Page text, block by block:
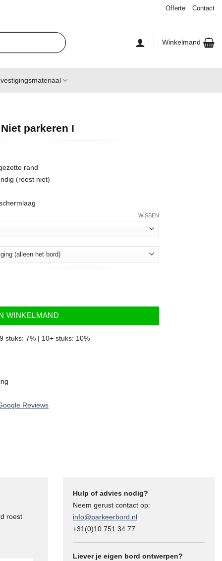
Offerte Contact
Winkelmand
parkeren I
rand
(roest niet)
WISSEN
IN WINKELMAND
stuks: 7% | 10+ stuks: 10%
Reviews
roest
Hulp of advies nodig?
Neem gerust contact op:
info@parkeerbord.nl
+31(0)10 751 34 77
Liever je eigen bord ontwerpen?